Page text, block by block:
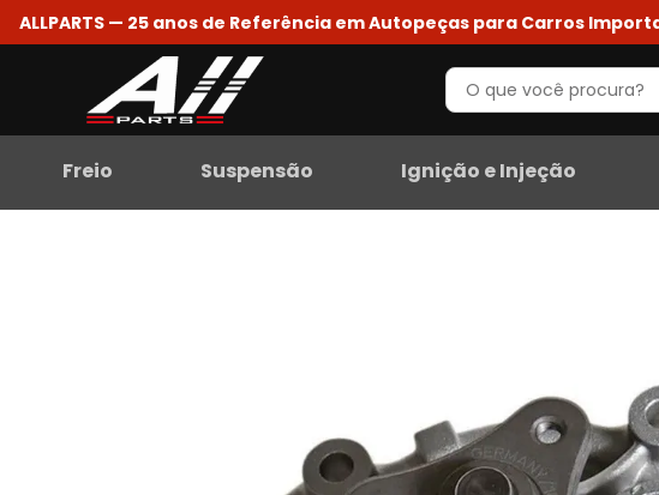
ALLPARTS — 25 anos de Referência em Autopeças para Carros
Freio Suspensão Ignição e Injeção